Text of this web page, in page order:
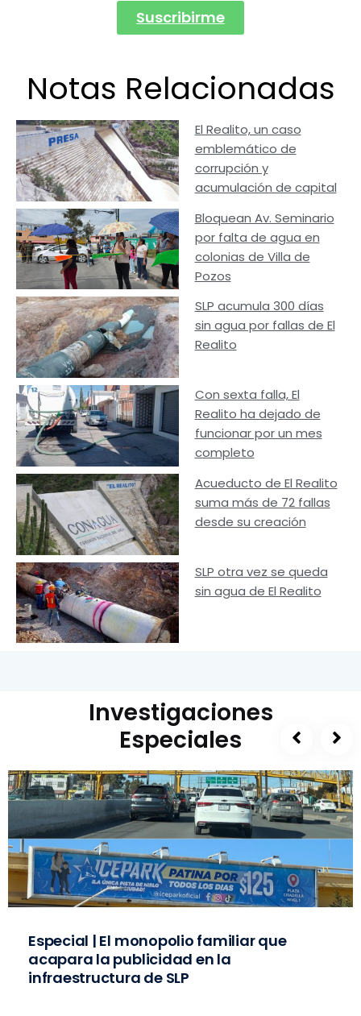
Suscribirme
Notas Relacionadas
El Realito, un caso
emblemático de
corrupción y
acumulación de capital
Bloquean Av. Seminario
por falta de agua en
colonias de Villa de
Pozos
SLP acumula 300 días
sin agua por fallas de El
Realito
Con sexta falla, El
Realito ha dejado de
funcionar por un mes
completo
Acueducto de El Realito
suma más de 72 fallas
desde su creación
SLP otra vez se queda
sin agua de El Realito
Investigaciones
Especiales
Especial | El monopolio familiar que
acapara la publicidad en la
infraestructura de SLP